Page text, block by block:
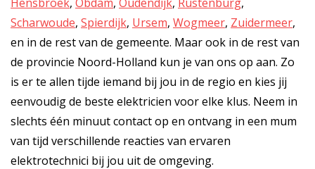
Scharwoude, Spierdijk, Ursem, Wogmeer, Zuidermeer,
en in de rest van de gemeente. Maar ook in de rest van
de provincie Noord-Holland kun je van ons op aan. Zo
is er te allen tijde iemand bij jou in de regio en kies jij
eenvoudig de beste elektricien voor elke klus. Neem in
slechts één minuut contact op en ontvang in een mum
van tijd verschillende reacties van ervaren
elektrotechnici bij jou uit de omgeving.